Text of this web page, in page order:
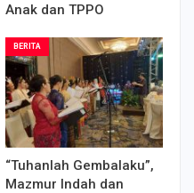
Anak dan TPPO
BERITA
“Tuhanlah Gembalaku”,
Mazmur Indah dan